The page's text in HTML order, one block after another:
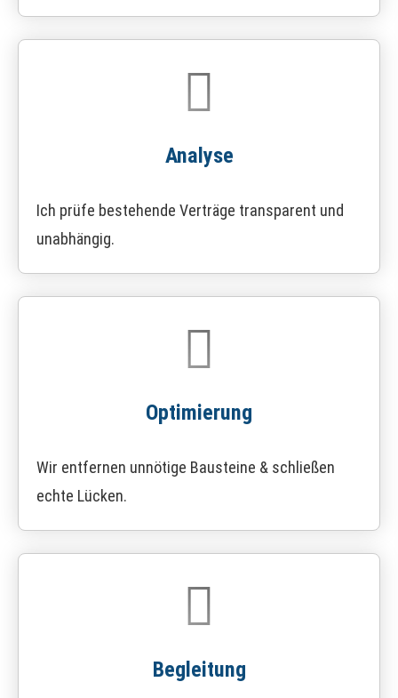
Analyse
Ich prüfe bestehende Verträge transparent und
unabhängig.
Optimierung
Wir entfernen unnötige Bausteine & schließen
echte Lücken.
Begleitung